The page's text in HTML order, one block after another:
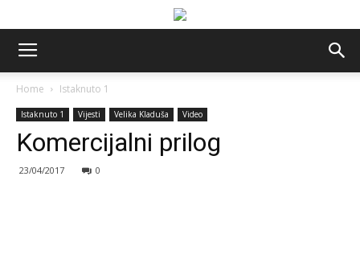
Home Istaknuto 1
Istaknuto 1 Vijesti Velika Kladuša Video
Komercijalni prilog
23/04/2017 0